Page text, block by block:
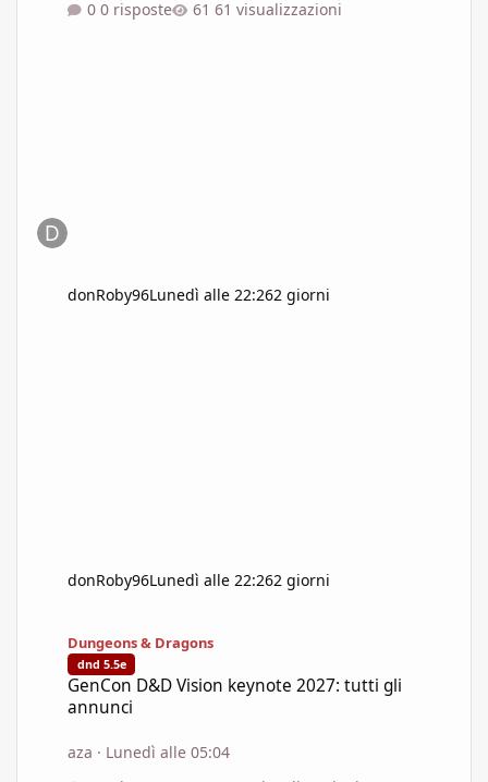
0 risposte
61 visualizzazioni
donRoby96Lunedì alle 22:262 giorni
donRoby96Lunedì alle 22:262 giorni
Dungeons & Dragons
dnd 5.5e
GenCon D&D Vision keynote 2027: tutti gli
annunci
aza · Lunedì alle 05:04